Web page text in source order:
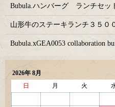
Bubula.ハンバーグ ランチセッ
山形牛のステーキランチ３５０
Bubula.xGEA0053 collaboration
2026年 8月
日
月 火